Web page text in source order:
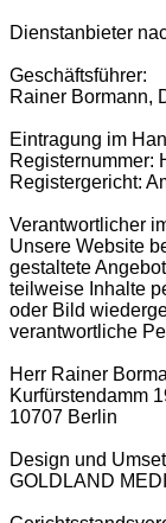
Dienstanbieter
Geschäftsführer:
Rainer Bormann,
Eintragung im
Registernummer:
Registergericht:
Verantwortlicher
Unsere Website
gestaltete
teilweise Inhalte
oder Bild
verantwortliche
Herr Rainer
Kurfürstendamm
10707 Berlin
Design und
GOLDLAND